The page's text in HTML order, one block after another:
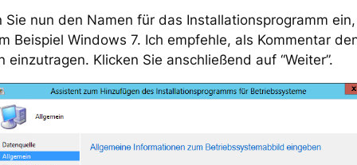
Sie nun den Namen für das Installationsprogramm
Beispiel Windows 7. Ich empfehle, als Kommentar
einzutragen. Klicken Sie anschließend auf “Weiter”.